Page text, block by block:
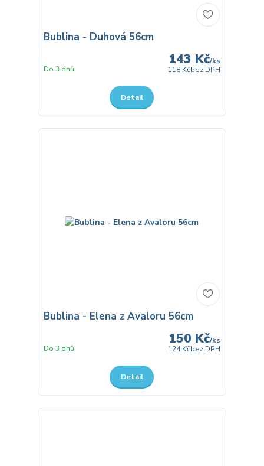
Bublina - Duhová 56cm
143 Kč/ks
118 Kčbez DPH
Do 3 dnů
Detail
Bublina - Elena z Avaloru 56cm
150 Kč/ks
124 Kčbez DPH
Do 3 dnů
Detail